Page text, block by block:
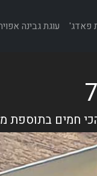
פאדג' עוגת גבינה
חמים בתוספת